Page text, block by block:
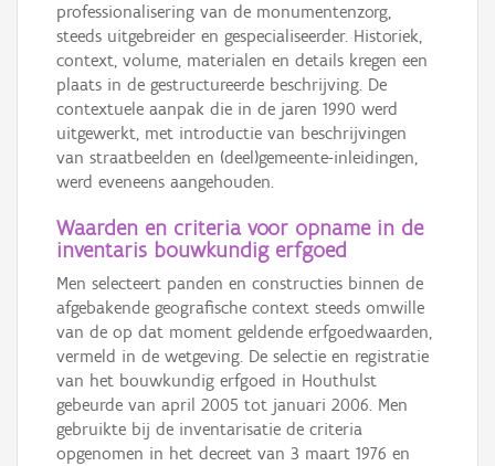
professionalisering van de monumentenzorg,
steeds uitgebreider en gespecialiseerder. Historiek,
context, volume, materialen en details kregen een
plaats in de gestructureerde beschrijving. De
contextuele aanpak die in de jaren 1990 werd
uitgewerkt, met introductie van beschrijvingen
van straatbeelden en (deel)gemeente-inleidingen,
werd eveneens aangehouden.
Waarden en criteria voor opname in de
inventaris bouwkundig erfgoed
Men selecteert panden en constructies binnen de
afgebakende geografische context steeds omwille
van de op dat moment geldende erfgoedwaarden,
vermeld in de wetgeving. De selectie en registratie
van het bouwkundig erfgoed in Houthulst
gebeurde van april 2005 tot januari 2006. Men
gebruikte bij de inventarisatie de criteria
opgenomen in het decreet van 3 maart 1976 en